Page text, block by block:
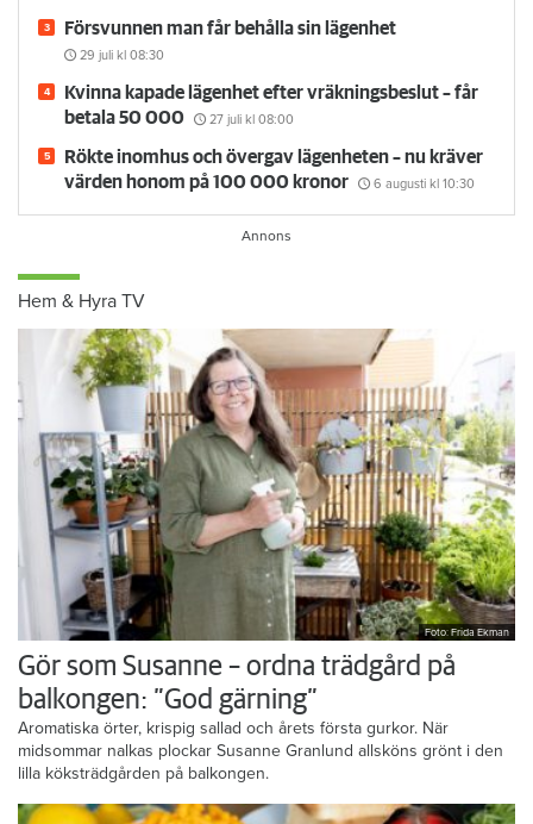
Försvunnen man får behålla sin lägenhet
29 juli kl 08:30
Kvinna kapade lägenhet efter vräkningsbeslut – får
betala 50 000
27 juli kl 08:00
Rökte inomhus och övergav lägenheten – nu kräver
värden honom på 100 000 kronor
6 augusti kl 10:30
Hem & Hyra TV
Foto: Frida Ekman
Gör som Susanne – ordna trädgård på
balkongen: ”God gärning”
Aromatiska örter, krispig sallad och årets första gurkor. När
midsommar nalkas plockar Susanne Granlund allsköns grönt i den
lilla köksträdgården på balkongen.